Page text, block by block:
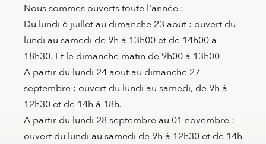
Nous sommes ouverts toute l'année :
Du lundi 6 juillet au dimanche 23 aout : ouvert du
lundi au samedi de 9h à 13h00 et de 14h00 à
18h30. Et le dimanche matin de 9h00 à 13h00
A partir du lundi 24 aout au dimanche 27
septembre : ouvert du lundi au samedi, de 9h à
12h30 et de 14h à 18h.
A partir du lundi 28 septembre au 01 novembre :
ouvert du lundi au samedi de 9h à 12h30 et de 14h